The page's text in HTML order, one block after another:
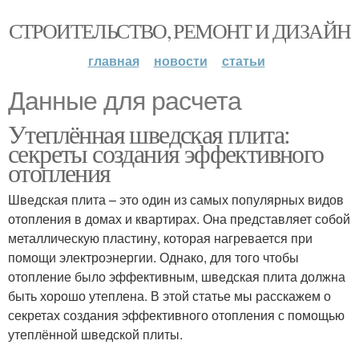
СТРОИТЕЛЬСТВО, РЕМОНТ И ДИЗАЙН
главная новости статьи
Данные для расчета
Утеплённая шведская плита:
секреты создания эффективного
отопления
Шведская плита – это один из самых популярных видов
отопления в домах и квартирах. Она представляет собой
металлическую пластину, которая нагревается при
помощи электроэнергии. Однако, для того чтобы
отопление было эффективным, шведская плита должна
быть хорошо утеплена. В этой статье мы расскажем о
секретах создания эффективного отопления с помощью
утеплённой шведской плиты.